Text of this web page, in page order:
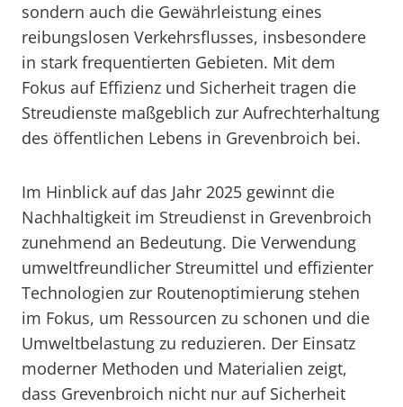
sondern auch die Gewährleistung eines
reibungslosen Verkehrsflusses, insbesondere
in stark frequentierten Gebieten. Mit dem
Fokus auf Effizienz und Sicherheit tragen die
Streudienste maßgeblich zur Aufrechterhaltung
des öffentlichen Lebens in Grevenbroich bei.
Im Hinblick auf das Jahr 2025 gewinnt die
Nachhaltigkeit im Streudienst in Grevenbroich
zunehmend an Bedeutung. Die Verwendung
umweltfreundlicher Streumittel und effizienter
Technologien zur Routenoptimierung stehen
im Fokus, um Ressourcen zu schonen und die
Umweltbelastung zu reduzieren. Der Einsatz
moderner Methoden und Materialien zeigt,
dass Grevenbroich nicht nur auf Sicherheit